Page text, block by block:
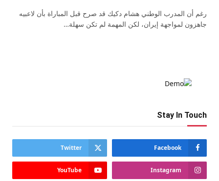
رغم أن المدرب الوطني هشام دكيك قد صرح قبل المباراة بأن لاعبيه
جاهزون لمواجهة إيران، لكن المهمة لم تكن سهلة…
Stay In Touch
Facebook
Twitter
Instagram
YouTube